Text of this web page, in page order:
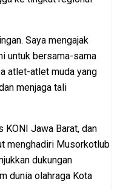
Saya mengajak
untuk bersama-sama
atlet-atlet muda yang
menjaga tali
KONI Jawa Barat, dan
menghadiri Musorkotlub
dukungan
dunia olahraga Kota